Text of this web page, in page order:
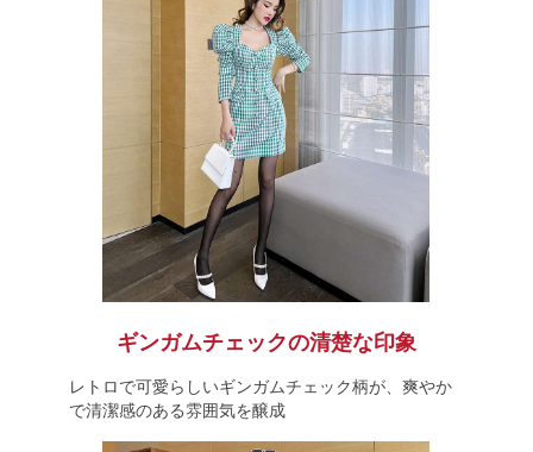
ギンガムチェックの清楚な印象
レトロで可愛らしいギンガムチェック柄が、爽やか
で清潔感のある雰囲気を醸成